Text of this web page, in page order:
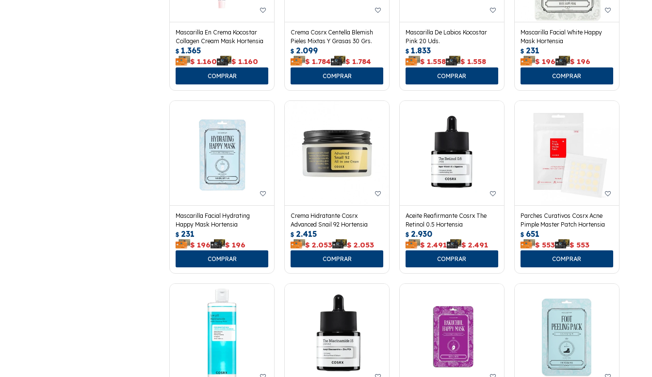
Mascarilla En Crema Kocostar
Collagen Cream Mask Hortensia
$ 1.365
$ 1.160 $ 1.160
Crema Cosrx Centella Blemish
Pieles Mixtas Y Grasas 30 Grs.
$ 2.099
$ 1.784 $ 1.784
Mascarilla De Labios Kocostar
Pink 20 Uds.
$ 1.833
$ 1.558 $ 1.558
Mascarilla Facial White Happy
Mask Hortensia
$ 231
$ 196 $ 196
Mascarilla Facial Hydrating
Happy Mask Hortensia
$ 231
$ 196 $ 196
Crema Hidratante Cosrx
Advanced Snail 92 Hortensia
$ 2.415
$ 2.053 $ 2.053
Aceite Reafirmante Cosrx The
Retinol 0.5 Hortensia
$ 2.930
$ 2.491 $ 2.491
Parches Curativos Cosrx Acne
Pimple Master Patch Hortensia
$ 651
$ 553 $ 553